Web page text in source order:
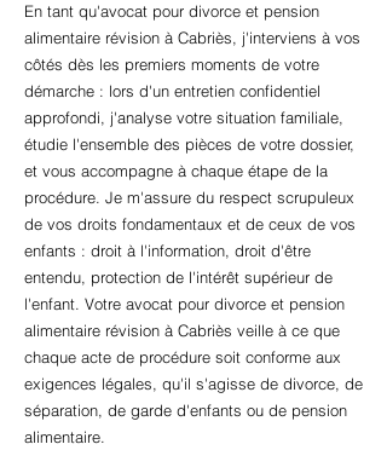
En tant qu'avocat pour divorce et pension
alimentaire révision à Cabriès, j'interviens à vos
côtés dès les premiers moments de votre
démarche : lors d'un entretien confidentiel
approfondi, j'analyse votre situation familiale,
étudie l'ensemble des pièces de votre dossier,
et vous accompagne à chaque étape de la
procédure. Je m'assure du respect scrupuleux
de vos droits fondamentaux et de ceux de vos
enfants : droit à l'information, droit d'être
entendu, protection de l'intérêt supérieur de
l'enfant. Votre avocat pour divorce et pension
alimentaire révision à Cabriès veille à ce que
chaque acte de procédure soit conforme aux
exigences légales, qu'il s'agisse de divorce, de
séparation, de garde d'enfants ou de pension
alimentaire.